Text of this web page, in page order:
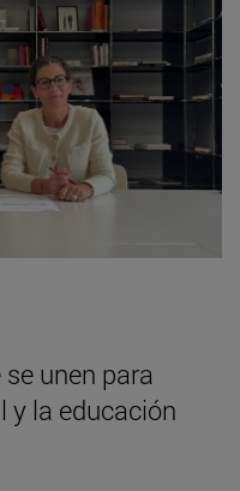
unen para
y la educación